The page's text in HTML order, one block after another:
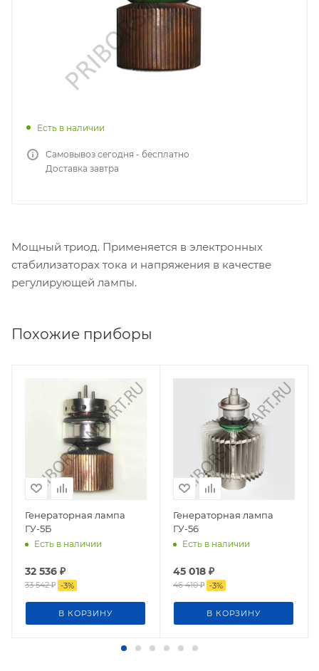
Есть в наличии
Самовывоз сегодня - бесплатно
Доставка завтра
Мощный триод. Применяется в электронных
стабилизаторах тока и напряжения в качестве
регулирующей лампы.
Похожие приборы
Генераторная лампа
ГУ-5Б
Есть в наличии
32 536 ₽
33 542₽ -3%
В КОРЗИНУ
Генераторная лампа
ГУ-56
Есть в наличии
45 018 ₽
46 410₽ -3%
В КОРЗИНУ